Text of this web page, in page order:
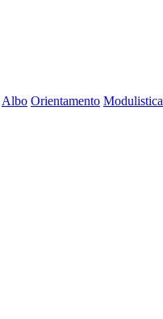
Albo Orientamento Modulistica